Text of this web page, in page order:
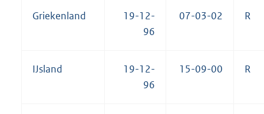
Griekenland
19-12-
96
07-03-02 R
IJsland
19-12-
96
15-09-00 R